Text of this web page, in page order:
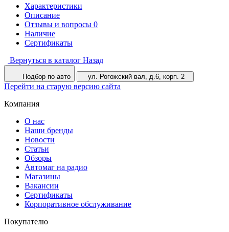
Характеристики
Описание
Отзывы и вопросы 0
Наличие
Сертификаты
Вернуться в каталог Назад
Подбор по авто ул. Рогожский вал, д.6, корп. 2
Перейти на старую версию сайта
Компания
О нас
Наши бренды
Новости
Статьи
Обзоры
Автомаг на радио
Магазины
Вакансии
Сертификаты
Корпоративное обслуживание
Покупателю